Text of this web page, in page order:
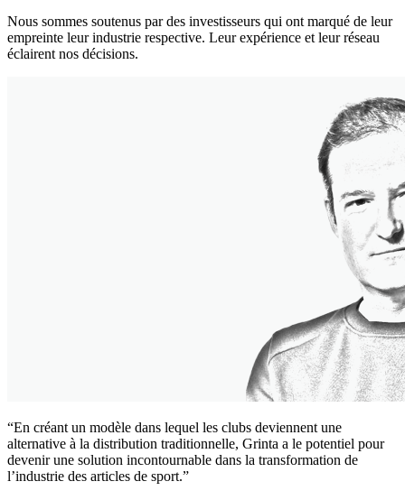
Nous sommes soutenus par des investisseurs qui ont marqué de leur
empreinte leur industrie respective. Leur expérience et leur réseau
éclairent nos décisions.
“En créant un modèle dans lequel les clubs deviennent une
alternative à la distribution traditionnelle, Grinta a le potentiel pour
devenir une solution incontournable dans la transformation de
l’industrie des articles de sport.”